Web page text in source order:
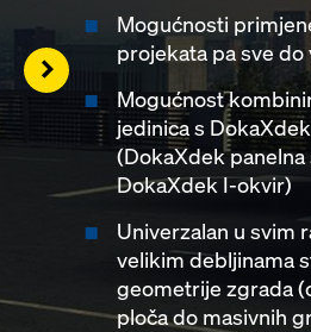
Mogućnosti
projekata pa sve
Mogućnost
jedinica s
(DokaXdek
DokaXdek I-okvir)
Univerzalan u svim
velikim debljinama
geometrije zgrada
ploča do masivnih
Right